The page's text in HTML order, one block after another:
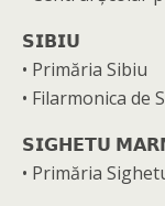
𝗦𝗜𝗕𝗜𝗨
• Primăria Sibiu
• Filarmonica de
𝗦𝗜𝗚𝗛𝗘𝗧𝗨
• Primăria